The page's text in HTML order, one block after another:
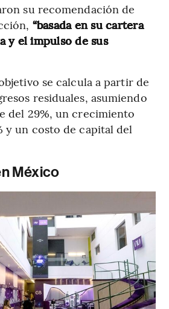
su recomendación de
“basada en su cartera
y el impulso de sus
se calcula a partir de
residuales, asumiendo
del 29%, un crecimiento
y un costo de capital del
México